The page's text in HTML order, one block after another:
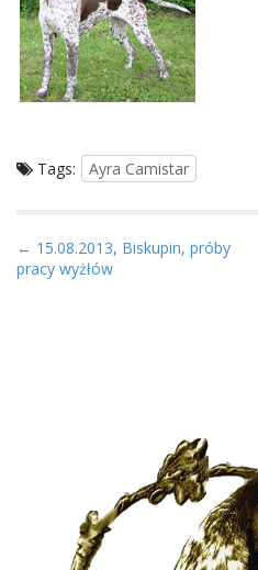
Tags: Ayra Camistar
P
o
← 15.08.2013, Biskupin, próby
pracy wyżłów